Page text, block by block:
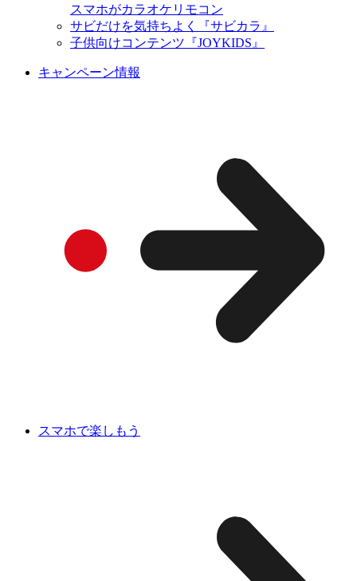
スマホがカラオケリモコン
サビだけを気持ちよく『サビカラ』
子供向けコンテンツ『JOYKIDS』
キャンペーン情報
スマホで楽しもう